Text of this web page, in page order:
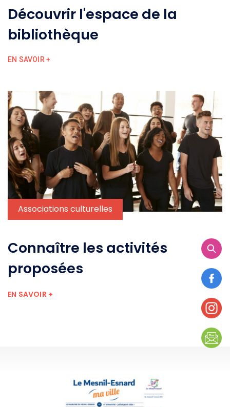
Découvrir l'espace de la
bibliothèque
EN SAVOIR +
Associations culturelles
Connaître les activités
proposées
EN SAVOIR +